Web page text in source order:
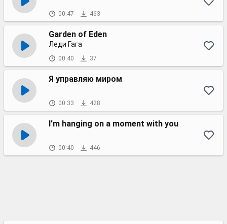
00:47 463
Garden of Eden
Леди Гага
00:40 37
Я управляю миром
00:33 428
I'm hanging on a moment with you
00:40 446